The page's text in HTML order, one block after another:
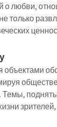
о любви,
только
объектами
Темы,